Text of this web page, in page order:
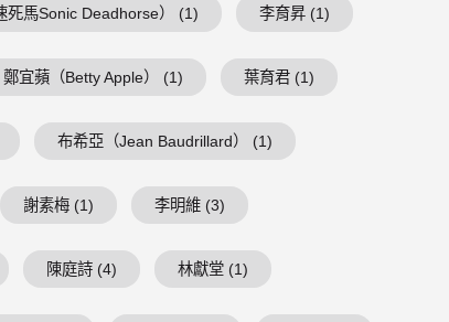
死馬Sonic Deadhorse） (1) 李育昇 (1)
鄭宜蘋（Betty Apple） (1) 葉育君 (1)
布希亞（Jean Baudrillard） (1)
謝素梅 (1) 李明維 (3)
陳庭詩 (4) 林獻堂 (1)